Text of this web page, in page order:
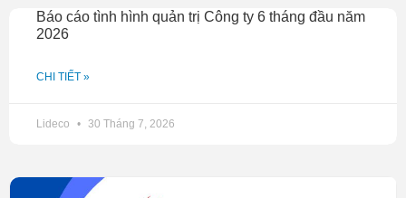
Báo cáo tình hình quản trị Công ty 6 tháng đầu năm
2026
CHI TIẾT »
Lideco 30 Tháng 7, 2026